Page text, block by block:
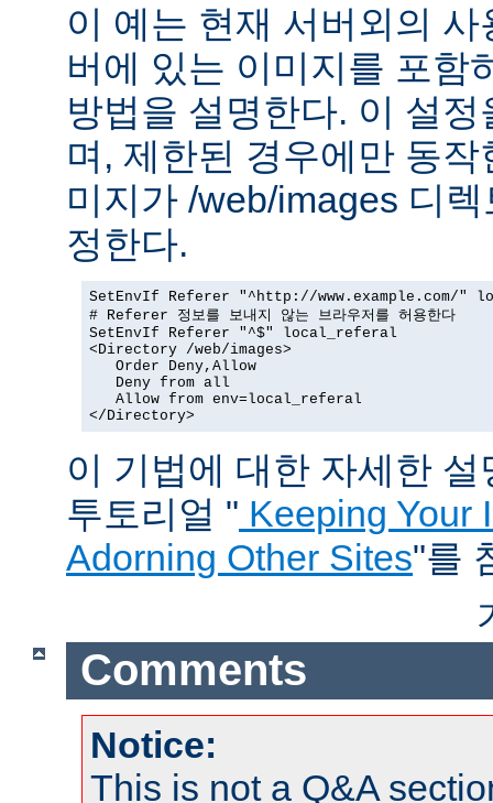
이 예는 현재 서버외의
버에 있는 이미지를 포함
방법을 설명한다. 이 설
며, 제한된 경우에만 동
미지가 /web/images 디
정한다.
SetEnvIf Referer "^http://www.example.com/"
# Referer 정보를 보내지 않는 브라우저를 허용한다
SetEnvIf Referer "^$" local_referal
<Directory /web/images>
   Order Deny,Allow
   Deny from all
   Allow from env=local_referal
</Directory>
이 기법에 대한 자세한
투토리얼 " Keeping Your
Adorning Other Sites"를
Comments
Notice:
This is not a Q&A